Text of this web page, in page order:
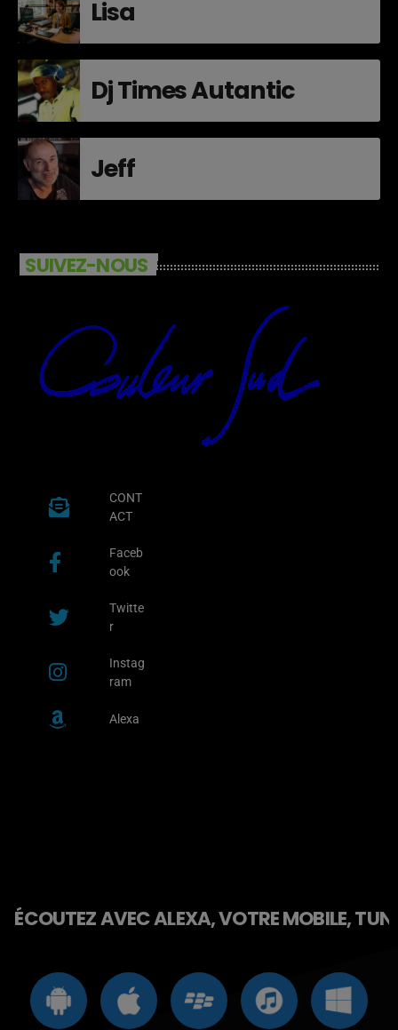
Lisa
Dj Times Autantic
Jeff
SUIVEZ-NOUS
CONT
ACT
Faceb
ook
Twitte
r
Instag
ram
Alexa
ÉCOUTEZ AVEC ALEXA, VOTRE MOBILE,